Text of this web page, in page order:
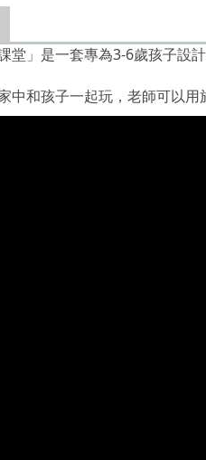
堂」是一套專為3-6歲孩子
中和孩子一起玩，老師可以